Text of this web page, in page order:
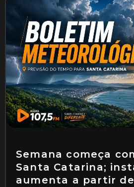
Semana começa
Santa Catarina;
aumenta a partir